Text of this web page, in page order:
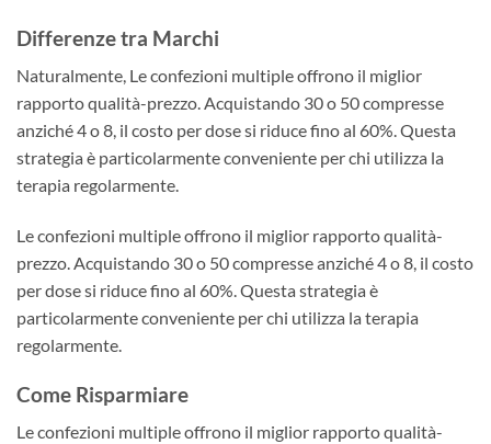
Differenze tra Marchi
Naturalmente, Le confezioni multiple offrono il miglior
rapporto qualità-prezzo. Acquistando 30 o 50 compresse
anziché 4 o 8, il costo per dose si riduce fino al 60%. Questa
strategia è particolarmente conveniente per chi utilizza la
terapia regolarmente.
Le confezioni multiple offrono il miglior rapporto qualità-
prezzo. Acquistando 30 o 50 compresse anziché 4 o 8, il costo
per dose si riduce fino al 60%. Questa strategia è
particolarmente conveniente per chi utilizza la terapia
regolarmente.
Come Risparmiare
Le confezioni multiple offrono il miglior rapporto qualità-